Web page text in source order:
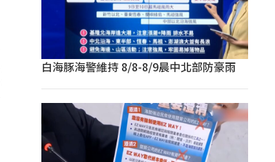
白海豚海警維持 8/8-8/9晨中北部防豪雨